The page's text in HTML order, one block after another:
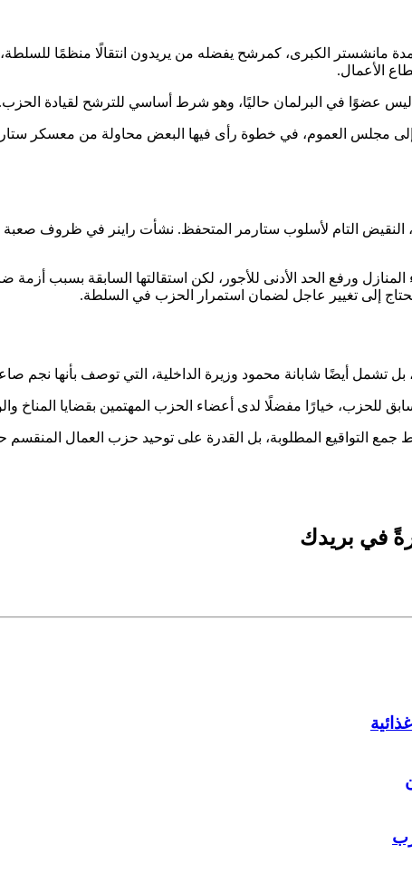
مانشستر الكبرى، كمرشح يفضله من يريدون انتقالًا منظمًا
الأعمال.
عضوًا في البرلمان حاليًا، وهو شرط أساسي للترشح لقيادة الحزب.
إلى مجلس العموم، في خطوة رأى فيها البعض محاولة من معسكر
النقيض التام لأسلوب ستارمر المتحفظ. نشأت راينر في ظروف
ورفع الحد الأدنى للأجور، لكن استقالتها السابقة بسبب أزمة
إلى تغيير عاجل لضمان استمرار الحزب في السلطة.
بل تشمل أيضًا شابانة محمود وزيرة الداخلية، التي توصف بأنها
للحزب، خيارًا مفضلًا لدى أعضاء الحزب المهتمين بقضايا المناخ
التواقيع المطلوبة، بل القدرة على توحيد حزب العمال
في بريدك